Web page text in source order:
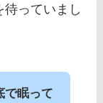
っていまし
で眠って